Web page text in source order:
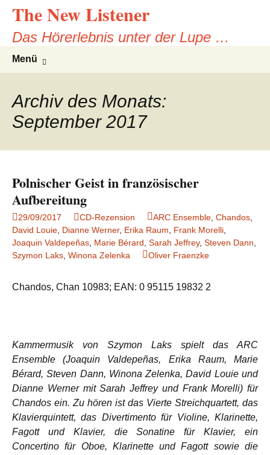
Zum
Inhalt
springen
The New Listener
Das Hörerlebnis unter der Lupe …
Menü
Archiv des Monats:
September 2017
Polnischer Geist in französischer
Aufbereitung
29/09/2017 CD-Rezension ARC Ensemble Chandos
David Louie Dianne Werner, Erika Raum Frank Morelli
Joaquin Valdepeñas Marie Bérard Sarah Jeffrey, Steven Dann
Szymon Laks Winona Zelenka Oliver Fraenzke
Chandos, Chan 10983; EAN: 0 95115 19832 2
Kammermusik von Szymon Laks spielt das ARC
Ensemble (Joaquin Valdepeñas, Erika Raum, Marie
Bérard, Steven Dann, Winona Zelenka, David Louie und
Dianne Werner mit Sarah Jeffrey und Frank Morelli) für
Chandos ein. Zu hören ist das Vierte Streichquartett, das
Klavierquintett, das Divertimento für Violine, Klarinette,
Fagott und Klavier, die Sonatine für Klavier, ein
Concertino für Oboe, Klarinette und Fagott sowie die